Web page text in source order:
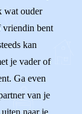
wat ouder
vriendin bent
kan
je vader of
Ga even
van je
naar je